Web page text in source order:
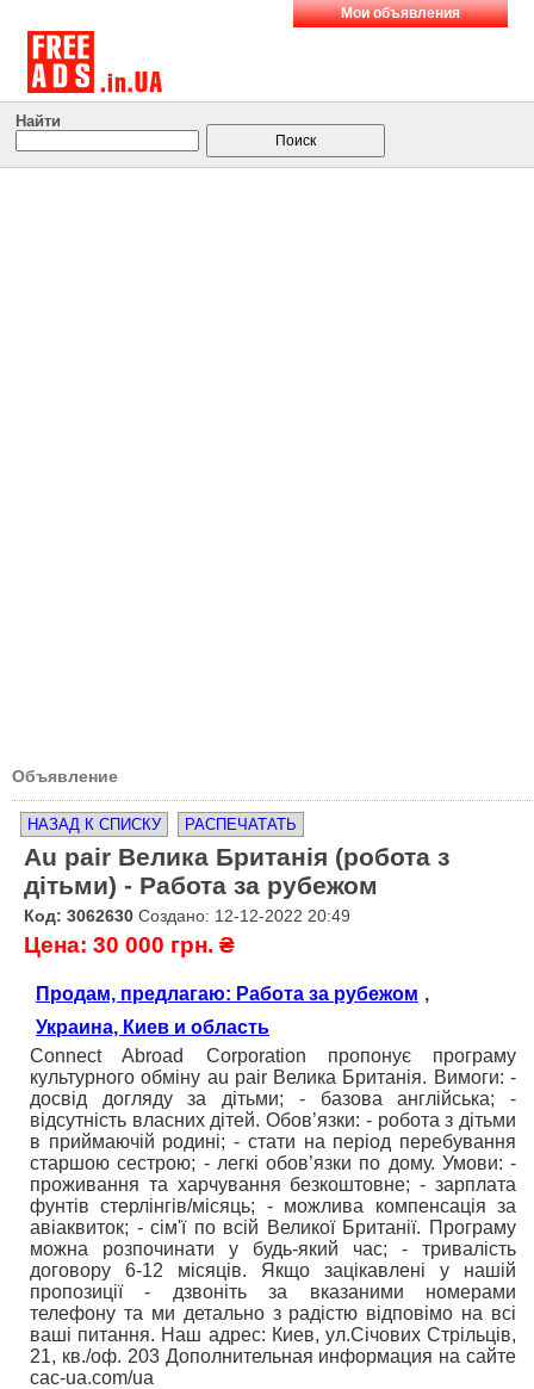
Мои объявления
Найти
Объявление
НАЗАД К СПИСКУ РАСПЕЧАТАТЬ
Au pair Велика Британія (робота з
дітьми) - Работа за рубежом
Код: 3062630 Создано: 12-12-2022 20:49
Цена: 30 000 грн. ₴
Продам, предлагаю: Работа за рубежом ,
Украина, Киев и область
Connect Abroad Corporation пропонує програму
культурного обміну au pair Велика Британія. Вимоги: -
досвід догляду за дітьми; - базова англійська; -
відсутність власних дітей. Обов’язки: - робота з дітьми
в приймаючій родині; - стати на період перебування
старшою сестрою; - легкі обов’язки по дому. Умови: -
проживання та харчування безкоштовне; - зарплата
фунтів стерлінгів/місяць; - можлива компенсація за
авіаквиток; - сім'ї по всій Великої Британії. Програму
можна розпочинати у будь-який час; - тривалість
договору 6-12 місяців. Якщо зацікавлені у нашій
пропозиції - дзвоніть за вказаними номерами
телефону та ми детально з радістю відповімо на всі
ваші питання. Наш адрес: Киев, ул.Січових Стрільців,
21, кв./оф. 203 Дополнительная информация на сайте
cac-ua.com/ua